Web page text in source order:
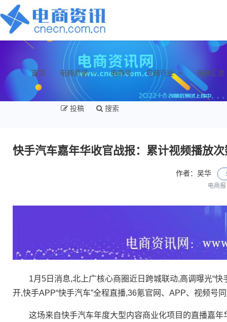
首页 电商资讯 电商号 电商行业 电商汇总
投稿 搜索
快手汽车嘉年华收官战报：累计视频播放
作者：吴华
电商报
1月5日消息,北上广核心商圈近日跨城联动,高调曝光“快
开,快手APP“快手汽车”全程直播,36氪官网、APP、视频号
这场来自快手汽车年度大型内容商业化项目的直播嘉年